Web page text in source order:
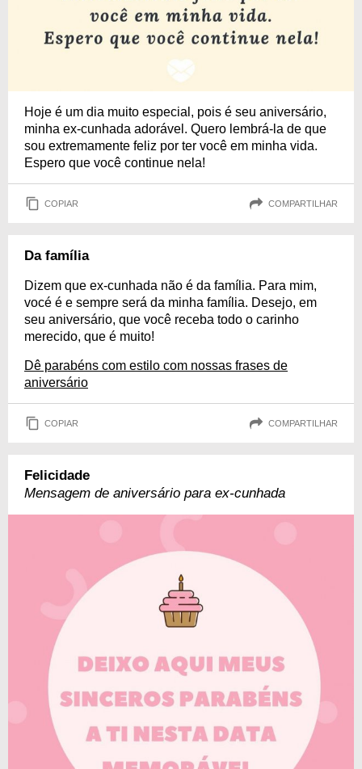
Hoje é um dia muito especial, pois é seu aniversário,
minha ex-cunhada adorável. Quero lembrá-la de que
sou extremamente feliz por ter você em minha vida.
Espero que você continue nela!
COPIAR COMPARTILHAR
Da família
Dizem que ex-cunhada não é da família. Para mim,
vocé é e sempre será da minha família. Desejo, em
seu aniversário, que você receba todo o carinho
merecido, que é muito!
Dê parabéns com estilo com nossas frases de
aniversário
COPIAR COMPARTILHAR
Felicidade
Mensagem de aniversário para ex-cunhada